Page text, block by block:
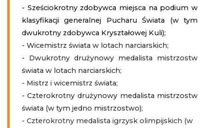
- Sześciokrotny zdobywca miejsca na podium w
klasyfikacji generalnej Pucharu Świata (w tym
dwukrotny zdobywca Kryształowej Kuli);
- Wicemistrz świata w lotach narciarskich;
- Dwukrotny drużynowy medalista mistrzostw
świata w lotach narciarskich;
- Mistrz i wicemistrz świata;
- Czterokrotny drużynowy medalista mistrzostw
świata (w tym jedno mistrzostwo);
- Czterokrotny medalista igrzysk olimpijskich (w